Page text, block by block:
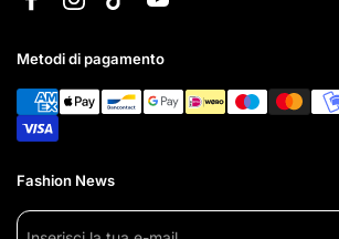
FacebookInstagramTikTokYouTube
Metodi di pagamento
Fashion News